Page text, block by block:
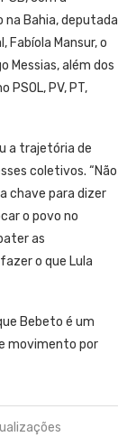
Bahia, deputada
Fabíola Mansur, o
Messias, além dos
PV, PT,
a trajetória de
coletivos. “Não
chave para dizer
o povo no
as
o que Lula
Bebeto é um
movimento por